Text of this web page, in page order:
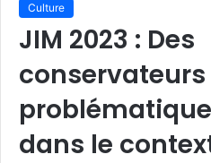
Culture
JIM 2023 : Des
dans le